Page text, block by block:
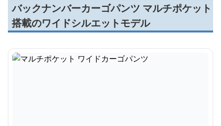
バックナンバーカーゴパンツ マルチポケット
搭載のワイドシルエットモデル